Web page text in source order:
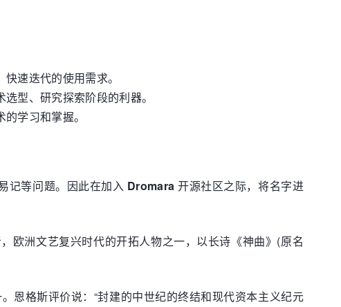
速迭代的使用需求。
型、研究探索阶段的利器。
学习和掌握。
记等问题。因此在加入 Dromara 开源社区之际，将名字进
欧洲文艺复兴时代的开拓人物之一，以长诗《神曲》(原名
恩格斯评价说：“封建的中世纪的终结和现代资本主义纪元